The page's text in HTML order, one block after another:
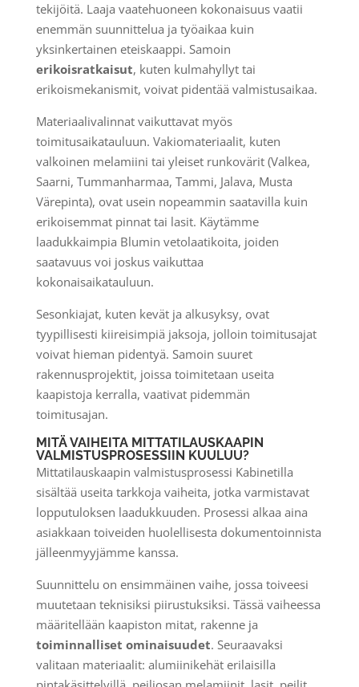
tekijöitä. Laaja vaatehuoneen kokonaisuus vaatii
enemmän suunnittelua ja työaikaa kuin
yksinkertainen eteiskaappi. Samoin
erikoisratkaisut, kuten kulmahyllyt tai
erikoismekanismit, voivat pidentää valmistusaikaa.
Materiaalivalinnat vaikuttavat myös
toimitusaikatauluun. Vakiomateriaalit, kuten
valkoinen melamiini tai yleiset runkovärit (Valkea,
Saarni, Tummanharmaa, Tammi, Jalava, Musta
Värepinta), ovat usein nopeammin saatavilla kuin
erikoisemmat pinnat tai lasit. Käytämme
laadukkaimpia Blumin vetolaatikoita, joiden
saatavuus voi joskus vaikuttaa
kokonaisaikatauluun.
Sesonkiajat, kuten kevät ja alkusyksy, ovat
tyypillisesti kiireisimpiä jaksoja, jolloin toimitusajat
voivat hieman pidentyä. Samoin suuret
rakennusprojektit, joissa toimitetaan useita
kaapistoja kerralla, vaativat pidemmän
toimitusajan.
MITÄ VAIHEITA MITTATILAUSKAAPIN
VALMISTUSPROSESSIIN KUULUU?
Mittatilauskaapin valmistusprosessi Kabinetilla
sisältää useita tarkkoja vaiheita, jotka varmistavat
lopputuloksen laadukkuuden. Prosessi alkaa aina
asiakkaan toiveiden huolellisesta dokumentoinnista
jälleenmyyjämme kanssa.
Suunnittelu on ensimmäinen vaihe, jossa toiveesi
muutetaan teknisiksi piirustuksiksi. Tässä vaiheessa
määritellään kaapiston mitat, rakenne ja
toiminnalliset ominaisuudet. Seuraavaksi
valitaan materiaalit: alumiinikehät erilaisilla